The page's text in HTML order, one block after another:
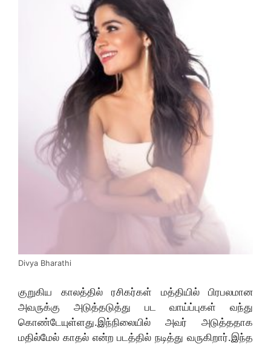
Divya Bharathi
குறுகிய காலத்தில் ரசிகர்கள் மத்தியில் பிரபலமான
அவருக்கு அடுத்தடுத்து பட வாய்ப்புகள் வந்து
கொண்டேயுள்ளது.இந்நிலையில் அவர் அடுத்ததாக
மதில்மேல் காதல் என்ற படத்தில் நடித்து வருகிறார்.இந்த